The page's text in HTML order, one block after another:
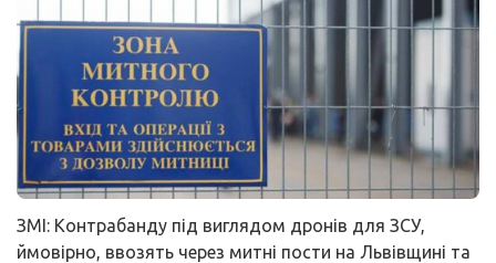
ЗМІ: Контрабанду під виглядом дронів для ЗСУ,
ймовірно, ввозять через митні пости на Львівщині та